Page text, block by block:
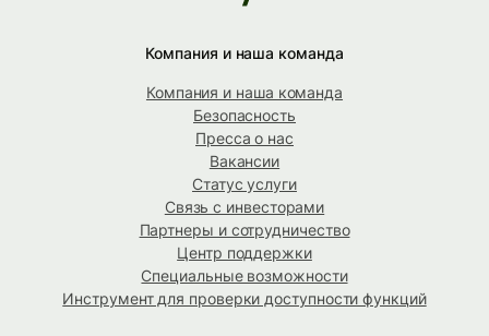
Компания и наша команда
Компания и наша команда
Безопасность
Пресса о нас
Вакансии
Статус услуги
Связь с инвесторами
Партнеры и сотрудничество
Центр поддержки
Специальные возможности
Инструмент для проверки доступности функций